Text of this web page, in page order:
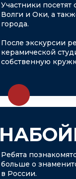
Участники
Волги и Оки, а
города.
После экскурсии
керамической
собственную
Ребята
больше о
в России.